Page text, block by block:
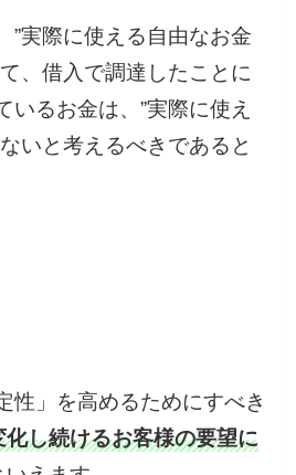
”実際に使える自由なお金
、借入で調達したことに
いるお金は、”実際に使え
いと考えるべきであると
性」を高めるためにすべき
化し続けるお客様の要望に